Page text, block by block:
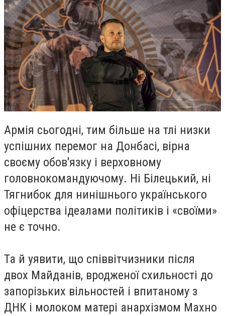
Армія сьогодні, тим більше на тлі низки
успішних перемог на Донбасі, вірна
своєму обов'язку і верховному
головнокомандуючому. Ні Білецький, ні
Тягнибок для нинішнього українського
офіцерства ідеалами політиків і «своїми»
не є точно.
Та й уявити, що співвітчизники після
двох Майданів, вродженої схильності до
запорізьких вільностей і впитаному з
ДНК і молоком матері анархізмом Махно